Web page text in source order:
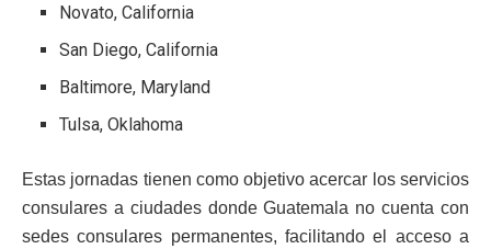
Novato, California
San Diego, California
Baltimore, Maryland
Tulsa, Oklahoma
Estas jornadas tienen como objetivo acercar los servicios
consulares a ciudades donde Guatemala no cuenta con
sedes consulares permanentes, facilitando el acceso a